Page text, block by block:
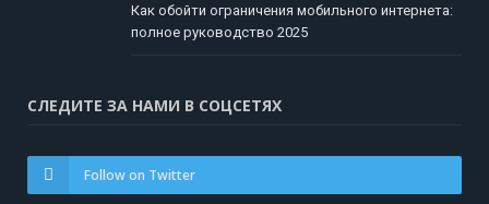
Как обойти ограничения мобильного интернета:
полное руководство 2025
СЛЕДИТЕ ЗА НАМИ В СОЦСЕТЯХ
Follow on Twitter